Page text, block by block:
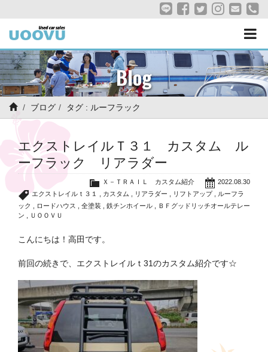
Blog
ブログ タグ : ルーフラック
エクストレイルＴ３１ カスタム ル
ーフラック リアラダー
2022.08.30
Ｘ－ＴＲＡＩＬ カスタム紹介
エクストレイルｔ３１
カスタム リアラダー リフトアップ, ルーフラ
ック
ロードハウス 全塗装 鉄チンホイール
ＢＦグッドリッチオールテレー
ン
ＵＯＯＶＵ
こんにちは！高田です。
前回の続きで、エクストレイルｔ31のカスタム紹介です☆